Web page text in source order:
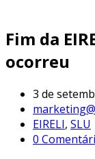
Fim da
ocorreu
3 de
EIRELI, SLU
0